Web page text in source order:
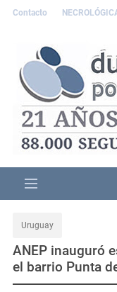
Contacto
Uruguay
ANEP inauguró
el barrio Punta